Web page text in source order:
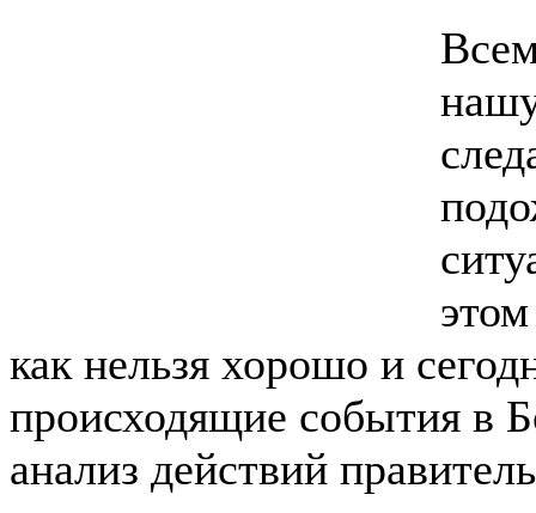
как нельзя хорошо и
происходящие события в
анализ действий